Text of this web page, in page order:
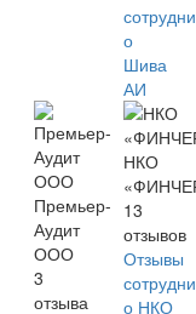
о
Шива
АИ
Премьер-
Аудит
ООО
3
отзыва
НКО
13
отзывов
Отзывы
о НКО